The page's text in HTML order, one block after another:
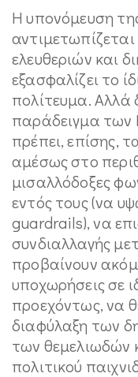
Η υπονόμευση
ελευθεριών και
εξασφαλίζει το
πολίτευμα. Αλλά
παράδειγμα των
πρέπει, επίσης,
αμέσως στο
μισαλλόδοξες
εντός τους (να
guardrails), να
συνδιαλλαγής
προβαίνουν
υποχωρήσεις σε
προεχόντως, να
διαφύλαξη των
των θεμελιωδών
πολιτικού